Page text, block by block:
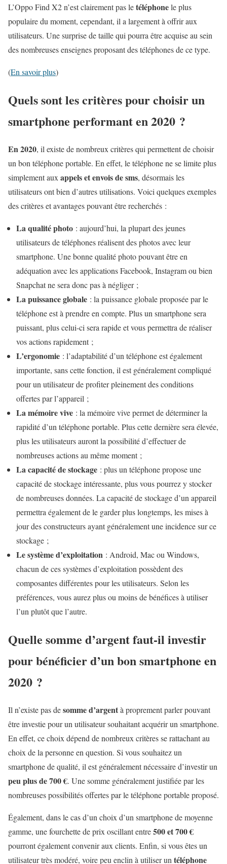
L’Oppo Find X2 n’est clairement pas letéléphonele plus
populaire du moment, cependant, il a largement à offrir aux
utilisateurs. Une surprise de taille qui pourra être acquise au sein
des nombreuses enseignes proposant des téléphones de ce type.
(En savoir plus)
Quels sont les critères pour choisir un
smartphone performant en 2020 ?
En 2020, il existe de nombreux critères qui permettent de choisir
un bon téléphone portable. En effet, le téléphone ne se limite plus
simplement aux appels et envois de sms, désormais les
utilisateurs ont bien d’autres utilisations. Voici quelques exemples
des critères et avantages pouvant être recherchés :
La qualité photo : aujourd’hui, la plupart des jeunes
utilisateurs de téléphones réalisent des photos avec leur
smartphone. Une bonne qualité photo pouvant être en
adéquation avec les applications Facebook, Instagram ou bien
Snapchat ne sera donc pas à négliger ;
La puissance globale : la puissance globale proposée par le
téléphone est à prendre en compte. Plus un smartphone sera
puissant, plus celui-ci sera rapide et vous permettra de réaliser
vos actions rapidement ;
L’ergonomie : l’adaptabilité d’un téléphone est également
importante, sans cette fonction, il est généralement compliqué
pour un utilisateur de profiter pleinement des conditions
offertes par l’appareil ;
La mémoire vive : la mémoire vive permet de déterminer la
rapidité d’un téléphone portable. Plus cette dernière sera élevée,
plus les utilisateurs auront la possibilité d’effectuer de
nombreuses actions au même moment ;
La capacité de stockage : plus un téléphone propose une
capacité de stockage intéressante, plus vous pourrez y stocker
de nombreuses données. La capacité de stockage d’un appareil
permettra également de le garder plus longtemps, les mises à
jour des constructeurs ayant généralement une incidence sur ce
stockage ;
Le système d’exploitation : Android, Mac ou Windows,
chacun de ces systèmes d’exploitation possèdent des
composantes différentes pour les utilisateurs. Selon les
préférences, vous aurez plus ou moins de bénéfices à utiliser
l’un plutôt que l’autre.
Quelle somme d’argent faut-il investir
pour bénéficier d’un bon smartphone en
2020 ?
Il n’existe pas desomme d’argentà proprement parler pouvant
être investie pour un utilisateur souhaitant acquérir un smartphone.
En effet, ce choix dépend de nombreux critères se rattachant au
choix de la personne en question. Si vous souhaitez un
smartphone de qualité, il est généralement nécessaire d’investir un
peu plus de 700 €. Une somme généralement justifiée par les
nombreuses possibilités offertes par le téléphone portable proposé.
Également, dans le cas d’un choix d’un smartphone de moyenne
gamme, une fourchette de prix oscillant entre500 et 700 €
pourront également convenir aux clients. Enfin, si vous êtes un
utilisateur très modéré, voire peu enclin à utiliser un téléphone